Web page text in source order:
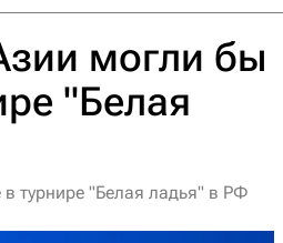
могли бы
"Белая
турнире "Белая ладья" в РФ